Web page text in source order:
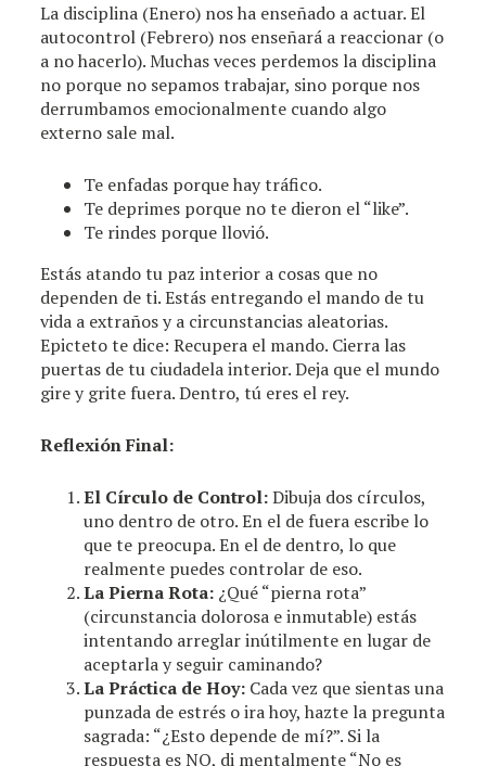
La disciplina (Enero) nos ha enseñado a actuar. El
autocontrol (Febrero) nos enseñará a reaccionar (o
a no hacerlo). Muchas veces perdemos la disciplina
no porque no sepamos trabajar, sino porque nos
derrumbamos emocionalmente cuando algo
externo sale mal.
Te enfadas porque hay tráfico.
Te deprimes porque no te dieron el “like”.
Te rindes porque llovió.
Estás atando tu paz interior a cosas que no
dependen de ti. Estás entregando el mando de tu
vida a extraños y a circunstancias aleatorias.
Epicteto te dice: Recupera el mando. Cierra las
puertas de tu ciudadela interior. Deja que el mundo
gire y grite fuera. Dentro, tú eres el rey.
Reflexión Final:
El Círculo de Control:Dibuja dos círculos,
uno dentro de otro. En el de fuera escribe lo
que te preocupa. En el de dentro, lo que
realmente puedes controlar de eso.
La Pierna Rota: ¿Qué “pierna rota”
(circunstancia dolorosa e inmutable) estás
intentando arreglar inútilmente en lugar de
aceptarla y seguir caminando?
La Práctica de Hoy: Cada vez que sientas una
punzada de estrés o ira hoy, hazte la pregunta
sagrada: “¿Esto depende de mí?”. Si la
respuesta es NO, di mentalmente “No es